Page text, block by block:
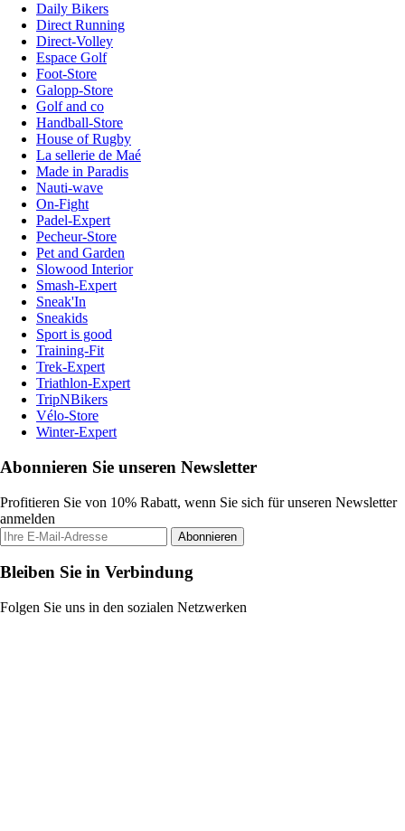
Daily Bikers
Direct Running
Direct-Volley
Espace Golf
Foot-Store
Galopp-Store
Golf and co
Handball-Store
House of Rugby
La sellerie de Maé
Made in Paradis
Nauti-wave
On-Fight
Padel-Expert
Pecheur-Store
Pet and Garden
Slowood Interior
Smash-Expert
Sneak'In
Sneakids
Sport is good
Training-Fit
Trek-Expert
Triathlon-Expert
TripNBikers
Vélo-Store
Winter-Expert
Abonnieren Sie unseren Newsletter
Profitieren Sie von 10% Rabatt, wenn Sie sich für unseren Newsletter
anmelden
Abonnieren
Bleiben Sie in Verbindung
Folgen Sie uns in den sozialen Netzwerken